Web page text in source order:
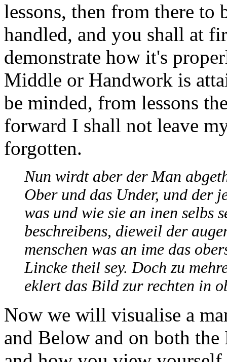
lessons, then from there to
handled, and you shall at
demonstrate how it's
Middle or Handwork is
be minded, from lessons
forward I shall not leave
forgotten.
Nun wirdt aber der Man
Ober und das Under, und der
was und wie sie an inen selbs
beschreibens, dieweil der
menschen was an ime das
Lincke theil sey. Doch zu
eklert das Bild zur rechten in
Now we will visualise a
and Below and on both